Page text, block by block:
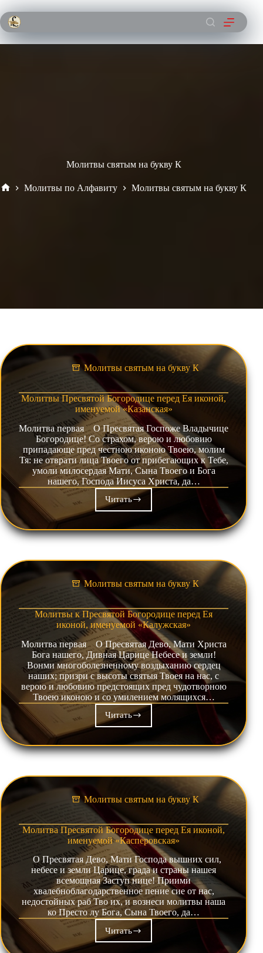
к
сути
Молитвы святым на букву К
Молитвы по Алфавиту Молитвы святым на букву К
Молитвы святым на букву К
Молитвы Пресвятой Богородице перед Ея иконой,
именуемой «Казанская»
Молитва первая О Пресвятая Госпоже Владычице
Богородице! Со страхом, верою и любовию
припадающе пред честною иконою Твоею, молим
Тя: не отврати лица Твоего от прибегающих к Тебе,
умоли милосердая Мати, Сына Твоего и Бога
нашего, Господа Иисуса Христа, да…
ЧитатьМолитвы
Богородице
перед
иконой,
«Казанская»
Молитвы святым на букву К
Молитвы к Пресвятой Богородице перед Ея
иконой, именуемой «Калужская»
Молитва первая О Пресвятая Дево, Мати Христа
Бога нашего, Дивная Царице Небесе и земли!
Вонми многоболезненному воздыханию сердец
наших; призри с высоты святыя Твоея на нас, с
верою и любовию предстоящих пред чудотворною
Твоею иконою и со умилением молящихся…
ЧитатьМолитвы
к
Пресвятой
Богородице
Ея
именуемой
Молитвы святым на букву К
Молитва Пресвятой Богородице перед Ея иконой,
именуемой «Касперовская»
О Пресвятая Дево, Мати Господа вышних сил,
небесе и земли Царице, града и страны нашея
всемощная Заступ нице! Приими
хвалебноблагодарственное пение сие от нас,
недостойных раб Тво их, и вознеси молитвы наша
ко Престо лу Бога, Сына Твоего, да…
ЧитатьМолитва